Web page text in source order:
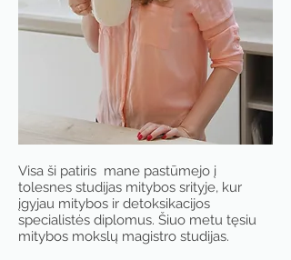
Visa ši patiris mane pastūmejo į
tolesnes studijas mitybos srityje, kur
įgyjau mitybos ir detoksikacijos
specialistės diplomus. Šiuo metu tęsiu
mitybos mokslų magistro studijas.